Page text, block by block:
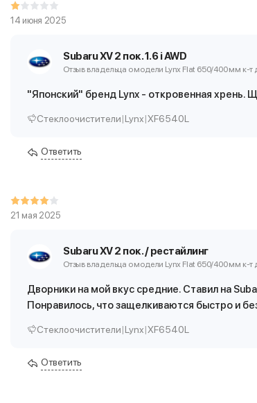
14 июня 2025
Subaru XV 2 пок. 1.6 i AWD
Отзыв владельца о модели Lynx Flat 650/400 мм к-т
"Японский" бренд Lynx - откровенная хрень.
Стеклоочистители|Lynx|XF6540L
Ответить
21 мая 2025
Subaru XV 2 пок. / рестайлинг
Отзыв владельца о модели Lynx Flat 650/400 мм к-т
Дворники на мой вкус средние. Ставил на
Понравилось, что защелкиваются быстро и
Стеклоочистители|Lynx|XF6540L
Ответить